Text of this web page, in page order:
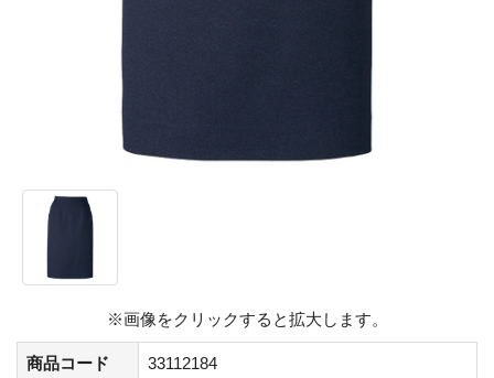
※画像をクリックすると拡大します。
商品コード 33112184